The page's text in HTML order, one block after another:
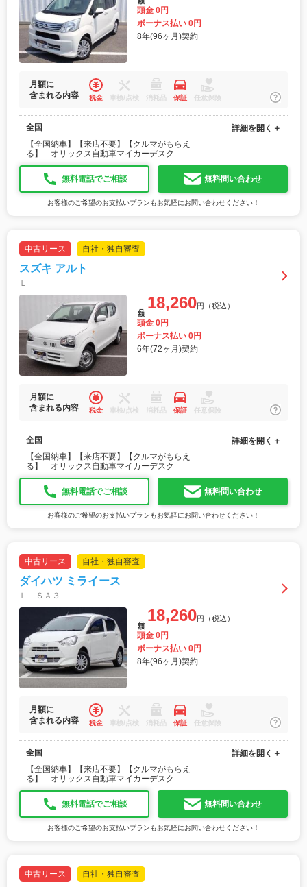
頭金 0円
ボーナス払い 0円
8年(96ヶ月)契約
月額に
含まれる内容
税金 車検/点検 消耗品 保証 任意保険
全国
【全国納車】【来店不要】【クルマがもらえ
る】 オリックス自動車マイカーデスク
詳細を開く＋
無料電話でご相談 無料問い合わせ
お客様のご希望のお支払いプランもお気軽にお問い合わせください！
中古リース 自社・独自審査
スズキ アルト
Ｌ
18,260円（税込）
頭金 0円
ボーナス払い 0円
6年(72ヶ月)契約
月額に
含まれる内容
税金 車検/点検 消耗品 保証 任意保険
全国
【全国納車】【来店不要】【クルマがもらえ
る】 オリックス自動車マイカーデスク
詳細を開く＋
無料電話でご相談 無料問い合わせ
お客様のご希望のお支払いプランもお気軽にお問い合わせください！
中古リース 自社・独自審査
ダイハツ ミライース
Ｌ ＳＡ３
18,260円（税込）
頭金 0円
ボーナス払い 0円
8年(96ヶ月)契約
月額に
含まれる内容
税金 車検/点検 消耗品 保証 任意保険
全国
【全国納車】【来店不要】【クルマがもらえ
る】 オリックス自動車マイカーデスク
詳細を開く＋
無料電話でご相談 無料問い合わせ
お客様のご希望のお支払いプランもお気軽にお問い合わせください！
中古リース 自社・独自審査